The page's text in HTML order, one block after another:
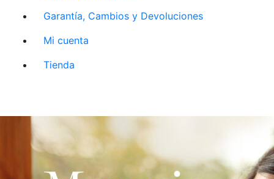
Garantía, Cambios y Devoluciones
Mi cuenta
Tienda